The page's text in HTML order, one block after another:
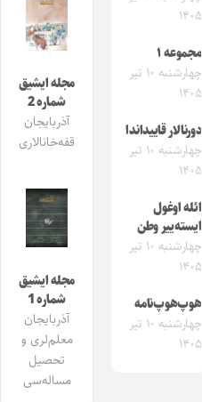
۱۴۰۵
مجموعه ۱
چهارشنبه ۱۰ تیر
۱۴۰۵
دورنالار قاییداندا
چهارشنبه ۱۰ تیر
۱۴۰۵
ائله اوغول
ایسته‌ییر وطن
چهارشنبه ۱۰ تیر
۱۴۰۵
هوپ‌هوپ‌نامه
چهارشنبه ۱۰ تیر
۱۴۰۵
مجله ایشیق
شماره 2
آذربایجان
قفه‌خانالاری
مجله ایشیق
شماره 1
آذربایجان
معلم‌لری و
تحصیل
مساله‌سی